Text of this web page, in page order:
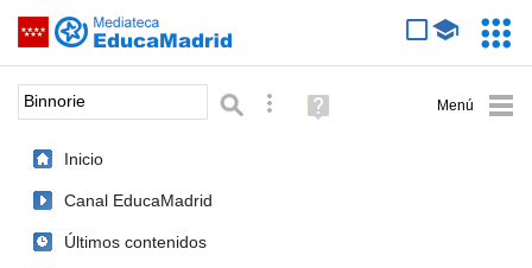
Saltar navegación
Palabra o frase: Búsqueda avanzada
Ayuda
(en
Inicio
Canal EducaMadrid
Últimos contenidos